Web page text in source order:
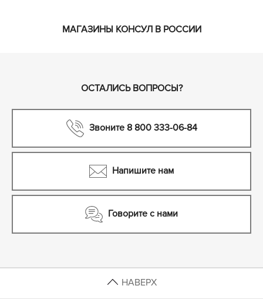
МАГАЗИНЫ КОНСУЛ В РОССИИ
ОСТАЛИСЬ ВОПРОСЫ?
Звоните 8 800 333-06-84
Напишите нам
Говорите с нами
НАВЕРХ